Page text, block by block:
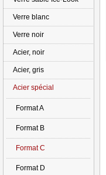
Verre blanc
Verre noir
Acier, noir
Acier, gris
Acier spécial
Format A
Format B
Format C
Format D